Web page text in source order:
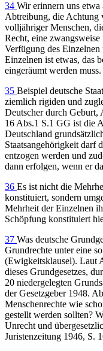
34 Wir erinnern uns
Abtreibung, die Achtung
volljähriger Menschen,
Recht, eine
Verfügung des Einzelnen
Einzelnen ist etwas, das
eingeräumt werden muss.
35 Beispiel deutsche
ziemlich rigiden und
Deutscher durch Geburt,
16 Abs.1 S.1 GG ist die
Deutschland
Staatsangehörigkeit darf
entzogen werden und
dann erfolgen, wenn er
36 Es ist nicht die
konstituiert, sondern
Mehrheit der Einzelnen
Schöpfung konstituiert
37 Was deutsche
Grundrechte unter eine
(Ewigkeitsklausel). Laut
dieses Grundgesetzes,
20 niedergelegten
der Gesetzgeber 1948.
Menschenrechte wie
gestellt werden sollten?
Unrecht und
Juristenzeitung 1946, S.